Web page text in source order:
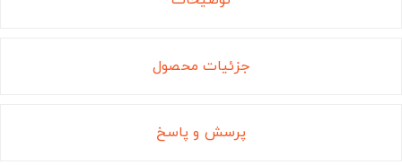
جزئیات محصول
پرسش و پاسخ